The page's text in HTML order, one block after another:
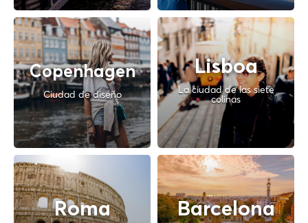
Copenhagen
Ciudad de diseño
Lisboa
La ciudad de las siete
colinas
Roma Barcelona